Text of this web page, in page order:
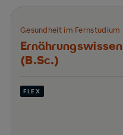
Gesundheit im Fernstudium
(B.Sc.)
FLEX